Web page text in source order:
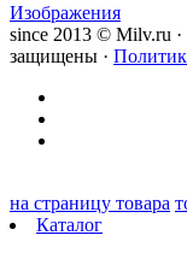
Изображения
since 2013 © Milv.ru ·
защищены ·
на страницу товара
Каталог